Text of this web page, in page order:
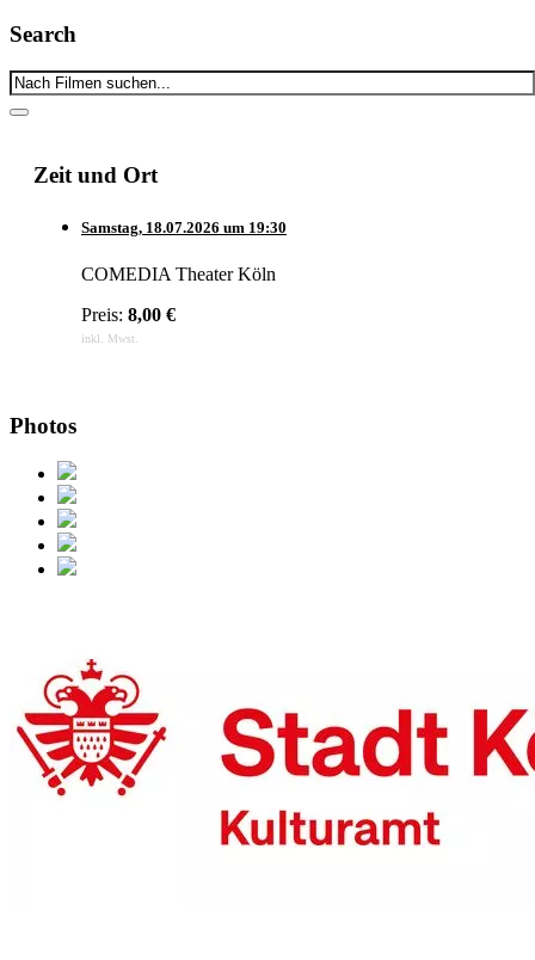
Search
Zeit und Ort
Samstag, 18.07.2026 um 19:30
COMEDIA Theater Köln
Preis: 8,00 €
inkl. Mwst.
Photos